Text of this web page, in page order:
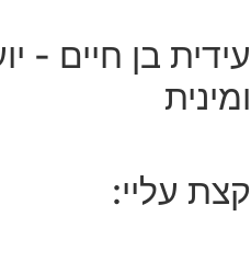
עידית בן חיים -
ומינית
קצת עליי: